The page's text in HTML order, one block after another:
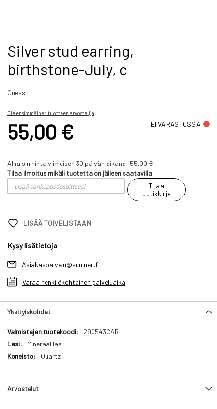
Skip
to
the
beginning
the
gallery
Silver stud earring,
birthstone-July, c
Guess
Ole ensimmäinen tuotteen arvostelija
55,00 € EI VARASTOSSA
Alhaisin hinta viimeisen 30 päivän aikana: 55,00 €
Tilaa ilmoitus mikäli tuotetta on jälleen saatavilla
Tilaa
uutiskirje
LISÄÄ TOIVELISTAAN
Kysy lisätietoja
Asiakaspalvelu@suninen.fi
Varaa henkilökohtainen palveluaika
Yksityiskohdat
Yksityiskohdat
290543CAR
Mineraalilasi
Quartz
Arvostelut